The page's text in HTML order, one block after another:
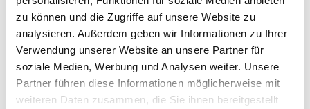
zu können und die Zugriffe auf unsere Website zu
analysieren. Außerdem geben wir Informationen zu Ihrer
Verwendung unserer Website an unsere Partner für
soziale Medien, Werbung und Analysen weiter. Unsere
Partner führen diese Informationen möglicherweise mit
weiteren Daten zusammen, die Sie ihnen bereitgestellt
Restaurant „Kleine Büdnerei“
Anschrift:
Mittelpromenade 33, 23946 Ostseebad
Boltenhagen
Tel.: 038825 37803
https://kleine-buednerei.de/